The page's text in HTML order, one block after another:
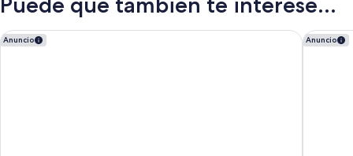
cama
matrimonio
grande,
Anuncio
Sherwood Queenstown Anuncio
Swiss-